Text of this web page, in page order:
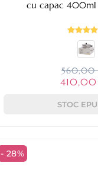
cu capac 400ml
560,00
STOC
- 28%